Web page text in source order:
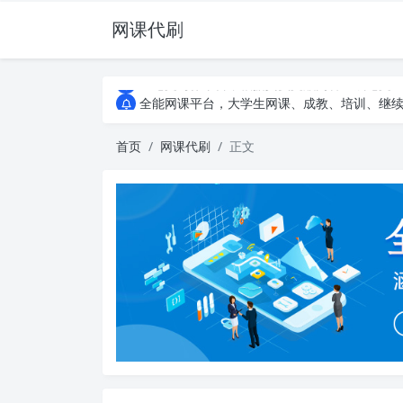
网课代刷
AI论文写作平台，根据真实文献内容生成论文
全能网课平台，大学生网课、成教、培训、继
全能网课平台，大学生网课、成教、培训、继
首页 网课代刷 正文